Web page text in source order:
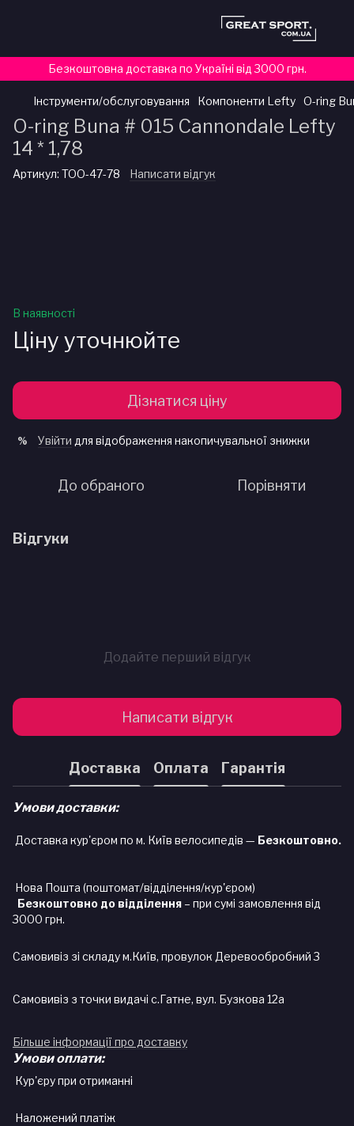
Безкоштовна доставка по Україні від 3000 грн.
Інструменти/обслуговування Компоненти Lefty O-ring
O-ring Buna # 015 Cannondale Lefty
14 * 1,78
Артикул: TOO-47-78 Написати відгук
В наявності
Ціну уточнюйте
Дізнатися ціну
% Увійти для відображення накопичувальної знижки
До обраного Порівняти
Відгуки
Додайте перший відгук
Написати відгук
Доставка Оплата Гарантія
Умови доставки:
Доставка кур'єром по м. Київ велосипедів — Безкоштовно.
Нова Пошта (поштомат/відділення/кур'єром)
Безкоштовно до відділення – при сумі замовлення від
3000 грн.
Самовивіз зі складу м.Київ, провулок Деревообробний 3
Самовивіз з точки видачі с.Гатне, вул. Бузкова 12а
Більше інформації про доставку
Умови оплати:
Кур'єру при отриманні
Наложений платіж